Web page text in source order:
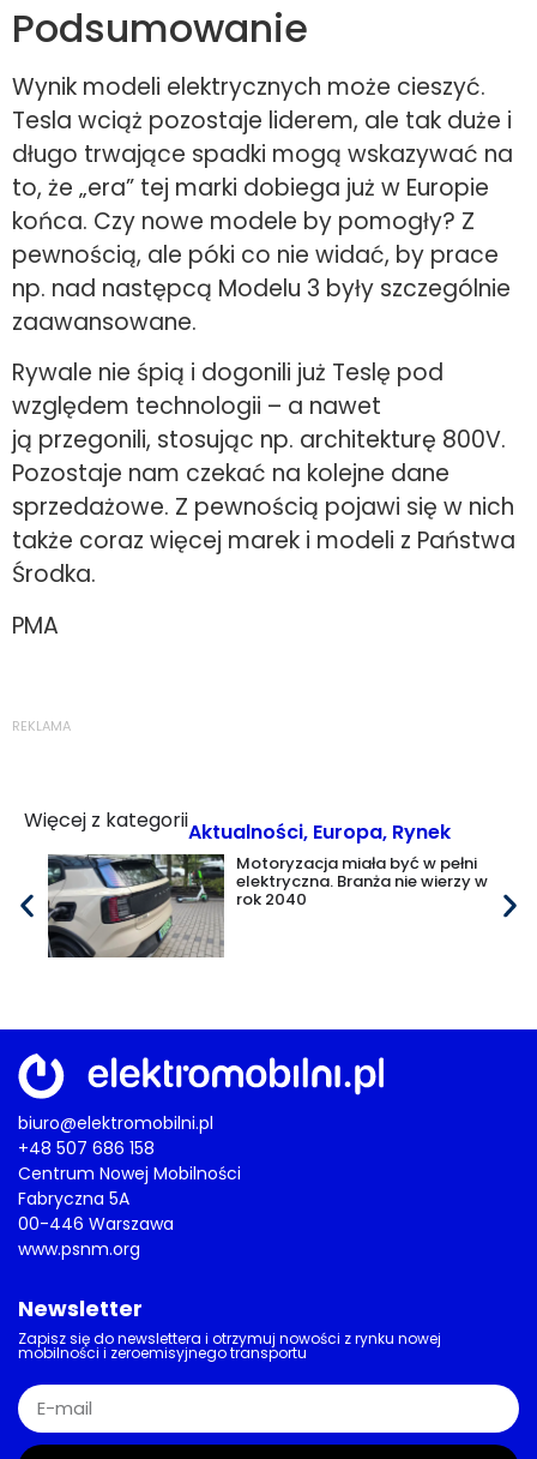
Podsumowanie
Wynik modeli elektrycznych może cieszyć.
Tesla wciąż pozostaje liderem, ale tak duże i
długo trwające spadki mogą wskazywać na
to, że „era” tej marki dobiega już w Europie
końca. Czy nowe modele by pomogły? Z
pewnością, ale póki co nie widać, by prace
np. nad następcą Modelu 3 były szczególnie
zaawansowane.
Rywale nie śpią i dogonili już Teslę pod
względem technologii – a nawet
ją przegonili, stosując np. architekturę 800V.
Pozostaje nam czekać na kolejne dane
sprzedażowe. Z pewnością pojawi się w nich
także coraz więcej marek i modeli z Państwa
Środka.
PMA
REKLAMA
Więcej z kategoriiAktualności, Europa, Rynek
Motoryzacja miała być w pełni
elektryczna. Branża nie wierzy w
rok 2040
biuro@elektromobilni.pl
+48 507 686 158
Centrum Nowej Mobilności
Fabryczna 5A
00-446 Warszawa
www.psnm.org
Newsletter
Zapisz się do newslettera i otrzymuj nowości z rynku nowej
mobilności i zeroemisyjnego transportu